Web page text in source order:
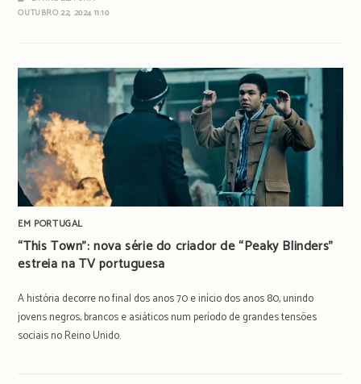
OUTUBRO 22, 2024 11:10
EM PORTUGAL
“This Town”: nova série do criador de “Peaky Blinders”
estreia na TV portuguesa
A história decorre no final dos anos 70 e início dos anos 80, unindo
jovens negros, brancos e asiáticos num período de grandes tensões
sociais no Reino Unido.